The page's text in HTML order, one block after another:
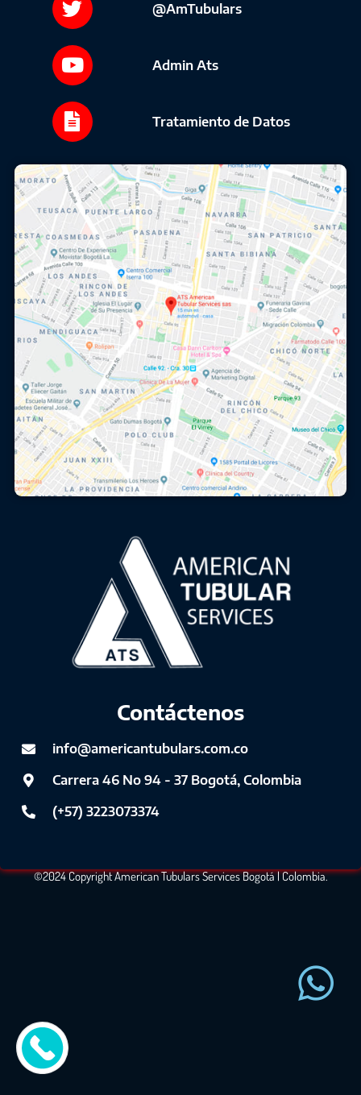
@AmTubulars
Admin Ats
Tratamiento de Datos
Contáctenos
info@americantubulars.com.co
Carrera 46 No 94 - 37 Bogotá, Colombia
(+57) 3223073374
©2024 Copyright American Tubulars Services Bogotá | Colombia.